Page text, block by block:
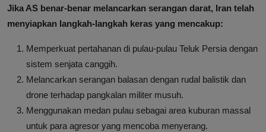
Jika AS benar-benar melancarkan serangan darat, Iran telah
menyiapkan langkah-langkah keras yang mencakup:
Memperkuat pertahanan di pulau-pulau Teluk Persia dengan
sistem senjata canggih.
Melancarkan serangan balasan dengan rudal balistik dan
drone terhadap pangkalan militer musuh.
Menggunakan medan pulau sebagai area kuburan massal
untuk para agresor yang mencoba menyerang.